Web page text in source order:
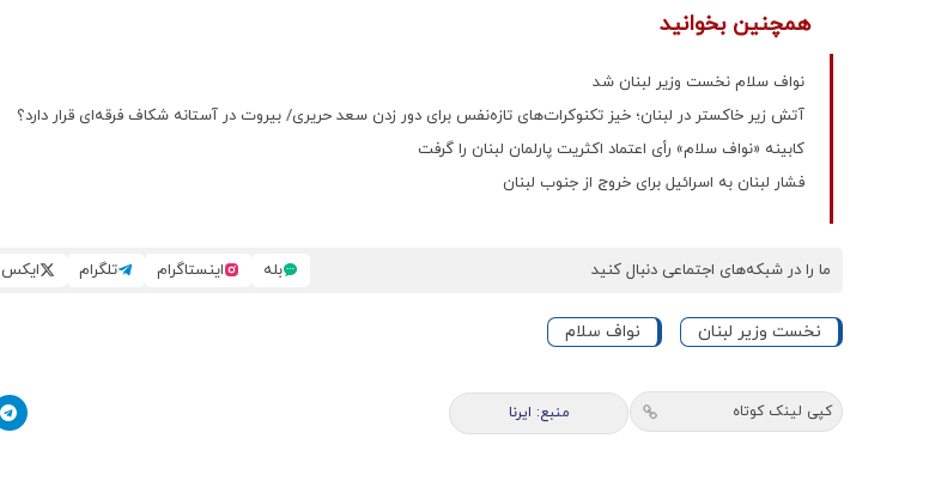
همچنین بخوانید
نواف سلام نخست وزیر لبنان شد
آتش زیر خاکستر در لبنان؛ خیز تکنوکرات‌های تازه‌نفس برای دور زدن سعد حریری/ بیروت در آستانه شکاف فرقه‌ای قرار دارد؟
کابینه «نواف سلام» رأی اعتماد اکثریت پارلمان لبنان را گرفت
فشار لبنان به اسرائیل برای خروج از جنوب لبنان
ما را در شبکه‌های اجتماعی دنبال کنید بله اینستاگرام تلگرام ایکس
نخست وزیر لبنان نواف سلام
کپی لینک کوتاه منبع: ایرنا